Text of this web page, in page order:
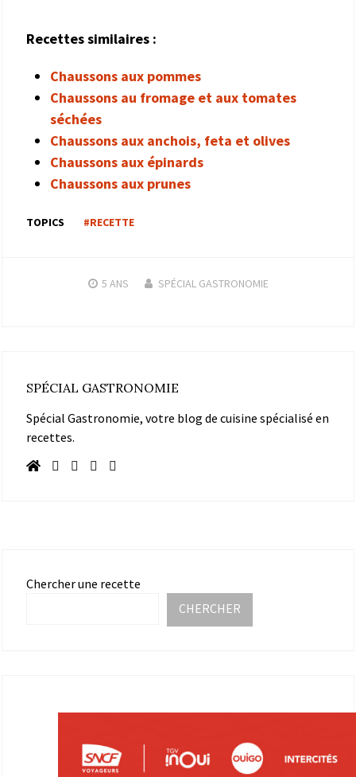
Recettes similaires :
Chaussons aux pommes
Chaussons au fromage et aux tomates
séchées
Chaussons aux anchois, feta et olives
Chaussons aux épinards
Chaussons aux prunes
TOPICS #RECETTE
5 ANS SPÉCIAL GASTRONOMIE
SPÉCIAL GASTRONOMIE
Spécial Gastronomie, votre blog de cuisine spécialisé en
recettes.
Chercher une recette
CHERCHER